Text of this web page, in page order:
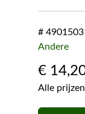
#
Andere
€
Alle